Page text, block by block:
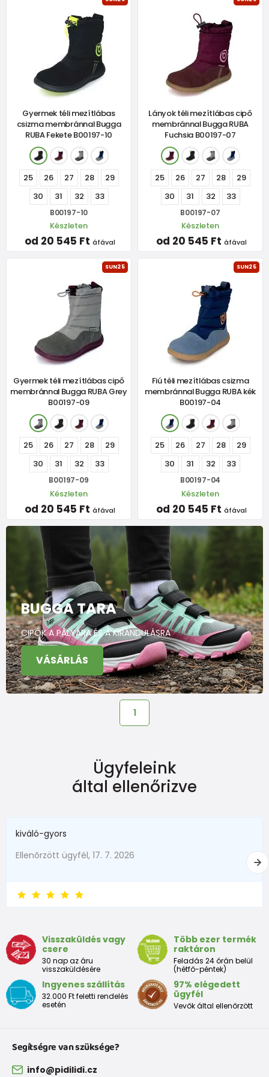
Gyermek téli mezítlábas
csizma membránnal Bugga
RUBA Fekete B00197-10
25 26 27 28
29
30
31 32 33
B00197-10
Készleten
od 20 545 Ft áfával
Lányok téli mezítlábas cipő
membránnal Bugga RUBA
Fuchsia B00197-07
25 26 27 28
29
30
31 32 33
B00197-07
Készleten
od 20 545 Ft áfával
SUN25
Gyermek téli mezítlábas cipő
membránnal Bugga RUBA Grey
B00197-09
25 26 27 28
29
30
31 32 33
B00197-09
Készleten
od 20 545 Ft áfával
SUN25
Fiú téli mezítlábas csizma
membránnal Bugga RUBA kék
B00197-04
25 26 27 28
29
30
31 32 33
B00197-04
Készleten
od 20 545 Ft áfával
BUGGA TARA
CIPŐK A PÁLYÁRA ÉS A KIRÁNDULÁSRA
VÁSÁRLÁS
1
Ügyfeleink
által ellenőrizve
kiváló-gyors
Ellenõrzött ügyfél, 17. 7. 2026
Visszaküldés vagy
csere
30 nap az áru
visszaküldésére
Több ezer termék
raktáron
Feladás 24 órán belül
(hétfő-péntek)
Ingyenes szállítás
32.000 Ft feletti rendelés
esetén
97% elégedett
ügyfél
Vevők által ellenőrzött
Segítségre van szüksége?
info@pidilidi.cz